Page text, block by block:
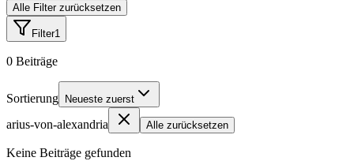
Alle Filter zurücksetzen
Filter1
0 Beiträge
Sortierung Neueste zuerst
arius-von-alexandria Alle zurücksetzen
Keine Beiträge gefunden